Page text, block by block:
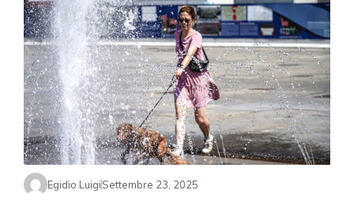
Egidio LuigiSettembre 23, 2025